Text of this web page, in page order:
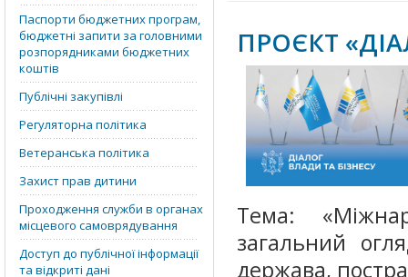
Паспорти бюджетних програм,
бюджетні запити за головними
розпорядниками бюджетних
коштів
Публічні закупівлі
Регуляторна політика
Ветеранська політика
Захист прав дитини
Проходження служби в органах
місцевого самоврядування
Доступ до публічної інформації
та відкриті дані
ПРОЄКТ
Тема:
загальний
держава,